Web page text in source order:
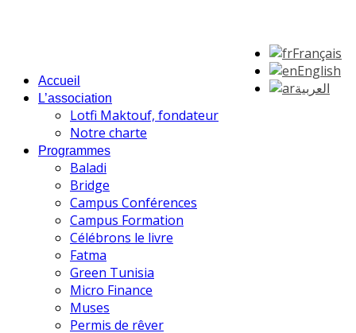
Français
English
العربية
Accueil
L’association
Lotfi Maktouf, fondateur
Notre charte
Programmes
Baladi
Bridge
Campus Conférences
Campus Formation
Célébrons le livre
Fatma
Green Tunisia
Micro Finance
Muses
Permis de rêver